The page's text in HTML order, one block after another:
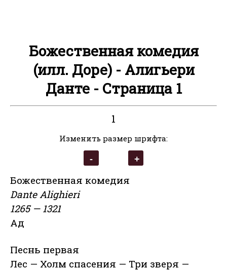
Божественная комедия
(илл. Доре) - Алигьери
Данте - Страница 1
1
Изменить размер шрифта:
Божественная комедия
Dante Alighieri
1265 — 1321
Ад
Песнь первая
Лес — Холм спасения — Три зверя —